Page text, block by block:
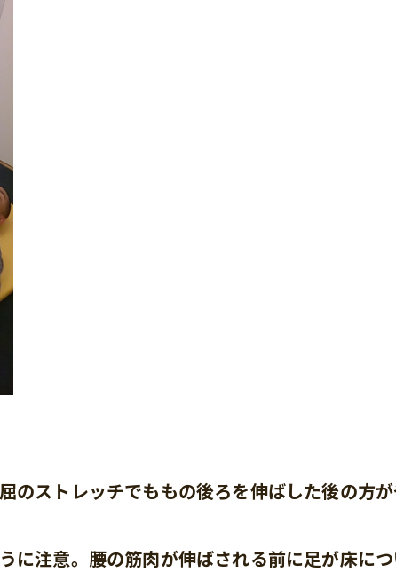
のストレッチでももの後ろを伸ばした後の方が
に注意。腰の筋肉が伸ばされる前に足が床に